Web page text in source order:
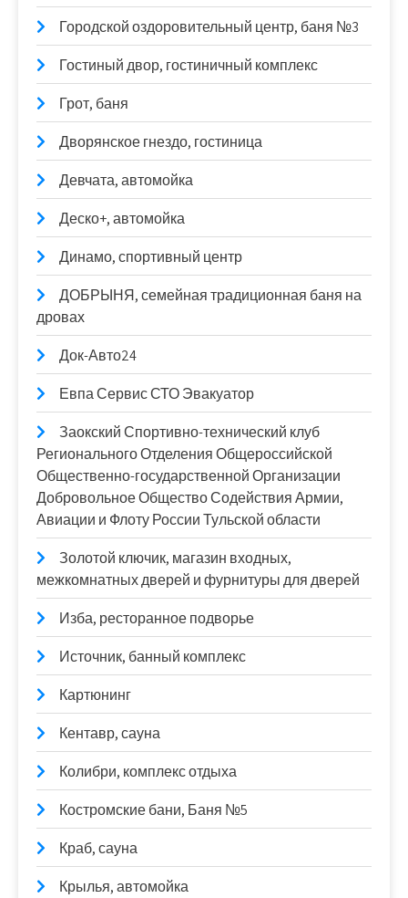
Городской оздоровительный центр, баня №3
Гостиный двор, гостиничный комплекс
Грот, баня
Дворянское гнездо, гостиница
Девчата, автомойка
Деско+, автомойка
Динамо, спортивный центр
ДОБРЫНЯ, семейная традиционная баня на
дровах
Док-Авто24
Евпа Сервис СТО Эвакуатор
Заокский Спортивно-технический клуб
Регионального Отделения Общероссийской
Общественно-государственной Организации
Добровольное Общество Содействия Армии,
Авиации и Флоту России Тульской области
Золотой ключик, магазин входных,
межкомнатных дверей и фурнитуры для дверей
Изба, ресторанное подворье
Источник, банный комплекс
Картюнинг
Кентавр, сауна
Колибри, комплекс отдыха
Костромские бани, Баня №5
Краб, сауна
Крылья, автомойка